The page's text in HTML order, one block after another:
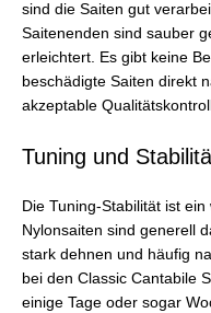
sind die Saiten gut
Saitenenden sind sauber
erleichtert. Es gibt keine
beschädigte Saiten direkt
akzeptable
Tuning und
Die Tuning-Stabilität ist
Nylonsaiten sind generell
stark dehnen und häufig
bei den Classic Cantabile
einige Tage oder sogar